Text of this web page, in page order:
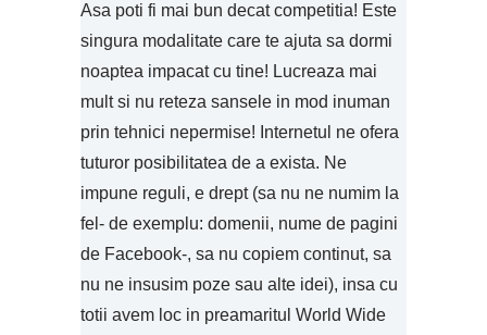
Asa poti fi mai bun decat competitia! Este
singura modalitate care te ajuta sa dormi
noaptea impacat cu tine! Lucreaza mai
mult si nu reteza sansele in mod inuman
prin tehnici nepermise! Internetul ne ofera
tuturor posibilitatea de a exista. Ne
impune reguli, e drept (sa nu ne numim la
fel- de exemplu: domenii, nume de pagini
de Facebook-, sa nu copiem continut, sa
nu ne insusim poze sau alte idei), insa cu
totii avem loc in preamaritul World Wide